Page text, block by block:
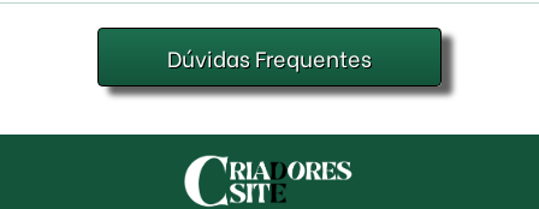
Dúvidas Frequentes